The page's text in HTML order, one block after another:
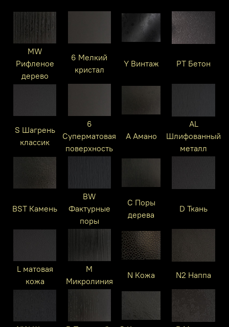
MW
Рифленое
дерево
6 Мелкий
кристал
Y Винтаж PT Бетон
S Шагрень
классик
6
Суперматовая
поверхность
A Амано
AL
Шлифованный
металл
BST Камень
BW
Фактурные
поры
C Поры
дерева
D Ткань
L матовая
кожа
M
Микролиния
N Кожа N2 Наппа